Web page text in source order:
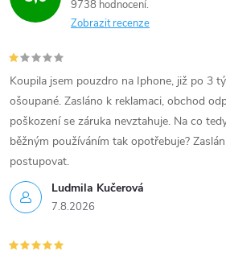
9738 hodnocení
Zobrazit recenze
Ludmila Kučerová
7.8.2026
Koupila jsem pouzdro na Iphone, již po 3
ošoupané. Zasláno k reklamaci, obchod
poškození se záruka nevztahuje. Na co
běžným používáním tak opotřebuje?
postupovat.